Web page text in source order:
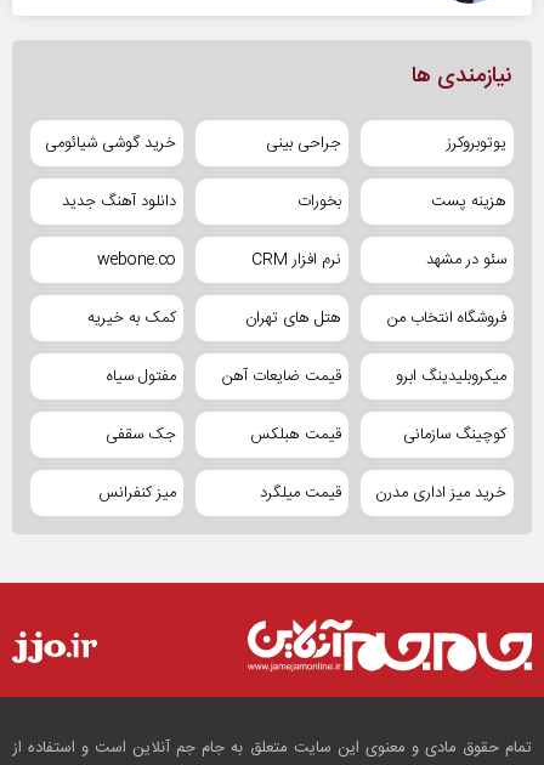
نیازمندی ها
یوتوبروکرز جراحی بینی خرید گوشی شیائومی
هزینه پست بخورات دانلود آهنگ جدید
سئو در مشهد نرم افزار CRM webone.co
فروشگاه انتخاب من هتل های تهران کمک به خیریه
میکروبلیدینگ ابرو قیمت ضایعات آهن مفتول سیاه
کوچینگ سازمانی قیمت هبلکس جک سقفی
خرید میز اداری مدرن قیمت میلگرد میز کنفرانس
تمام حقوق مادی و معنوی این سایت متعلق به جام جم آنلاین است و استفاده از